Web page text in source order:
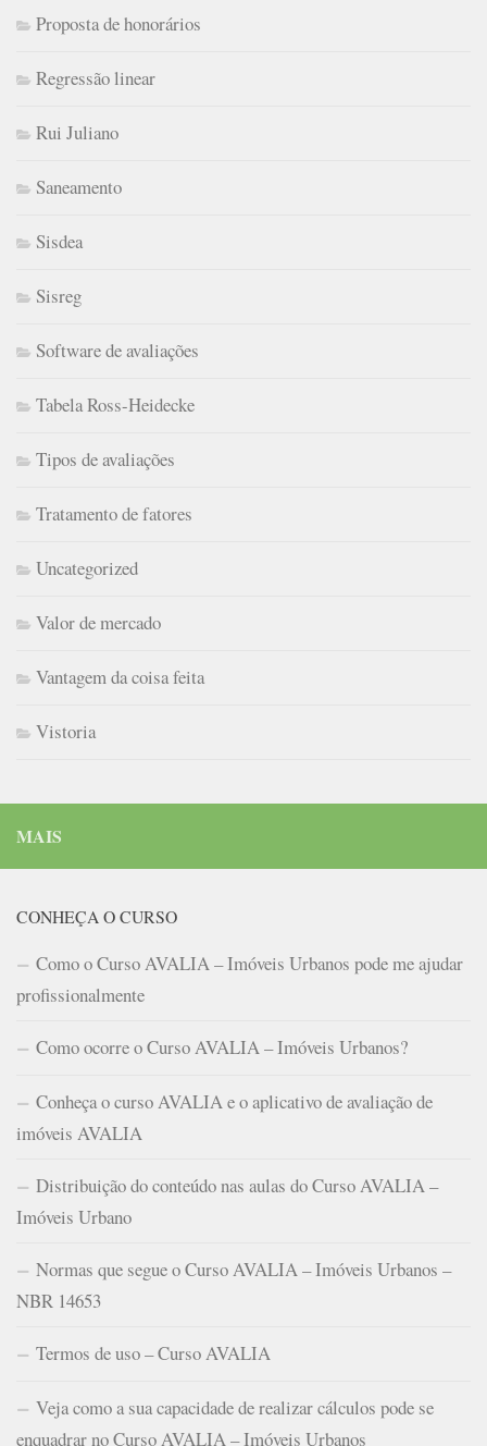
Proposta de honorários
Regressão linear
Rui Juliano
Saneamento
Sisdea
Sisreg
Software de avaliações
Tabela Ross-Heidecke
Tipos de avaliações
Tratamento de fatores
Uncategorized
Valor de mercado
Vantagem da coisa feita
Vistoria
MAIS
CONHEÇA O CURSO
Como o Curso AVALIA – Imóveis Urbanos pode me ajudar
profissionalmente
Como ocorre o Curso AVALIA – Imóveis Urbanos?
Conheça o curso AVALIA e o aplicativo de avaliação de
imóveis AVALIA
Distribuição do conteúdo nas aulas do Curso AVALIA –
Imóveis Urbano
Normas que segue o Curso AVALIA – Imóveis Urbanos –
NBR 14653
Termos de uso – Curso AVALIA
Veja como a sua capacidade de realizar cálculos pode se
enquadrar no Curso AVALIA – Imóveis Urbanos